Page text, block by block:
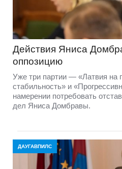
Действия Яниса
оппозицию
Уже три партии — «Латвия на
стабильность» и
намерении потребовать
дел Яниса Домбравы.
ДАУГАВПИЛС